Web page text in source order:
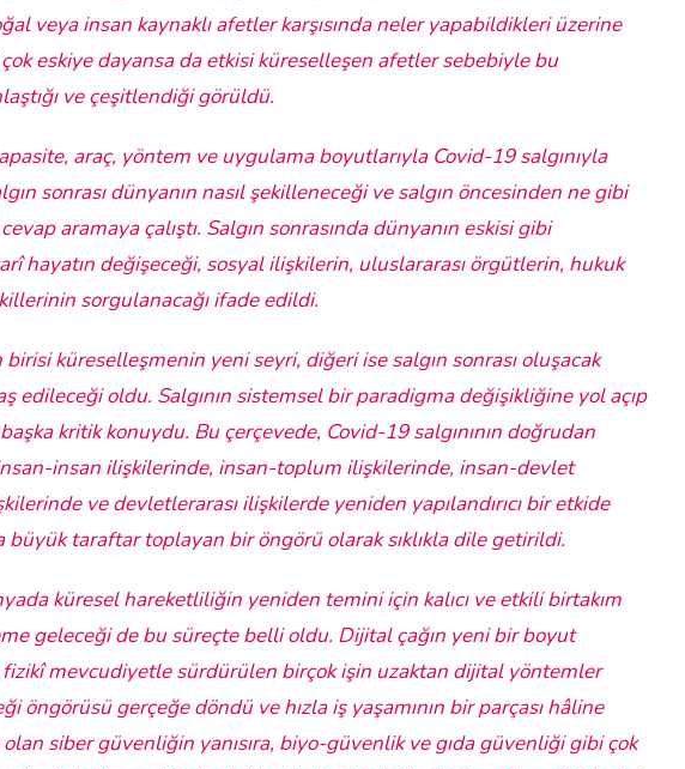
veya insan kaynaklı afetler karşısında neler yapabildikleri üzerine
çok eskiye dayansa da etkisi küreselleşen afetler sebebiyle bu
ve çeşitlendiği görüldü.
araç, yöntem ve uygulama boyutlarıyla Covid-19 salgınıyla
sonrası dünyanın nasıl şekilleneceği ve salgın öncesinden ne gibi
aramaya çalıştı. Salgın sonrasında dünyanın eskisi gibi
hayatın değişeceği, sosyal ilişkilerin, uluslararası örgütlerin, hukuk
sorgulanacağı ifade edildi.
birisi küreselleşmenin yeni seyri, diğeri ise salgın sonrası oluşacak
edileceği oldu. Salgının sistemsel bir paradigma değişikliğine yol açıp
kritik konuydu. Bu çerçevede, Covid-19 salgınının doğrudan
insan-insan ilişkilerinde, insan-toplum ilişkilerinde, insan-devlet
ve devletlerarası ilişkilerde yeniden yapılandırıcı bir etkide
taraftar toplayan bir öngörü olarak sıklıkla dile getirildi.
küresel hareketliliğin yeniden temini için kalıcı ve etkili birtakım
geleceği de bu süreçte belli oldu. Dijital çağın yeni bir boyut
fizikî mevcudiyetle sürdürülen birçok işin uzaktan dijital yöntemler
öngörüsü gerçeğe döndü ve hızla iş yaşamının bir parçası hâline
siber güvenliğin yanısıra, biyo-güvenlik ve gıda güvenliği gibi çok